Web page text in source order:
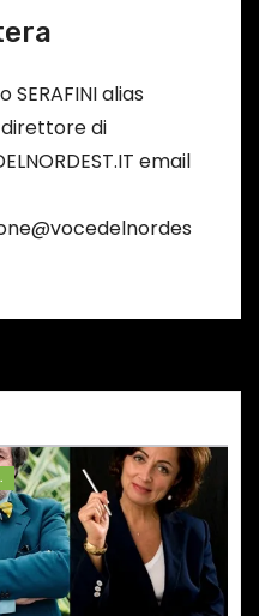
SERAFINI alias
direttore di
email